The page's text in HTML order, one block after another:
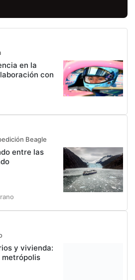
en la
con
Beagle
entre las
y vivienda:
metrópolis